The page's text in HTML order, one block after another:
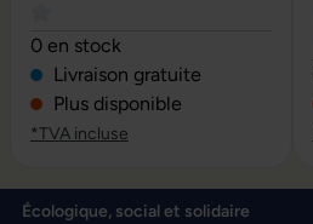
Note moyenne de 4 sur 5 étoiles
0 en stock
Livraison gratuite
Plus disponible
*TVA incluse
Écologique, social et solidaire